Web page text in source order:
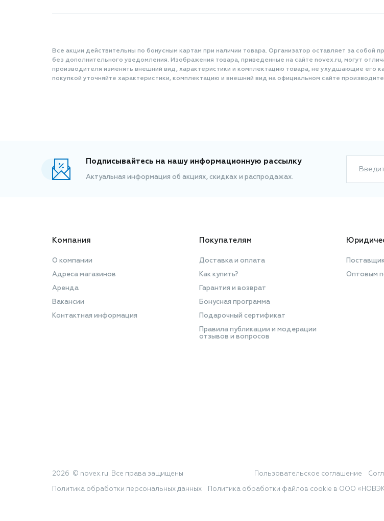
Все акции действительны по бонусным картам при наличии товара. Организатор оставляет за
без дополнительного уведомления. Изображения товара, приведенные на сайте novex.ru, могут
производителя изменять внешний вид, характеристики и комплектацию товара, не ухудшающие его
покупкой уточняйте характеристики, комплектацию и внешний вид на официальном сайте
Подписывайтесь на нашу информационную рассылку
Актуальная информация об акциях, скидках и распродажах.
Компания
О компании
Адреса магазинов
Аренда
Вакансии
Контактная информация
Покупателям
Доставка и оплата
Как купить?
Гарантия и возврат
Бонусная программа
Подарочный сертификат
Правила публикации и модерации
отзывов и вопросов
Оптовым
2026 © novex.ru. Все права защищены Пользовательское соглашение
Политика обработки персональных данных Политика обработки файлов cookie в ООО